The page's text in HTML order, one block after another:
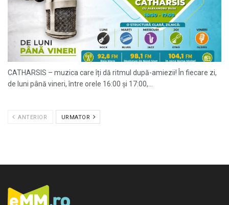
CATHARSIS – muzica care îți dă ritmul după-amiezii! În fiecare zi,
de luni până vineri, între orele 16:00 și 17:00,...
ANTERIOR URMATOR